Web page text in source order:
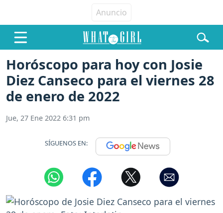
Horóscopo para hoy con Josie
Diez Canseco para el viernes 28
de enero de 2022
Jue, 27 Ene 2022 6:31 pm
SÍGUENOS EN: